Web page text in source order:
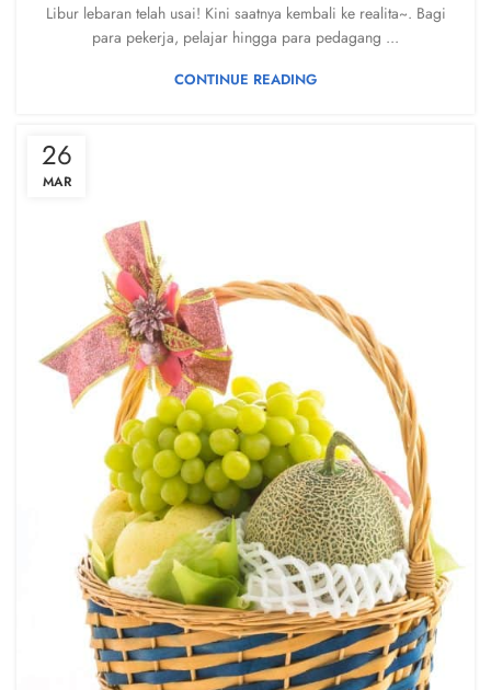
Libur lebaran telah usai! Kini saatnya kembali ke realita~. Bagi
para pekerja, pelajar hingga para pedagang ...
CONTINUE READING
26
MAR